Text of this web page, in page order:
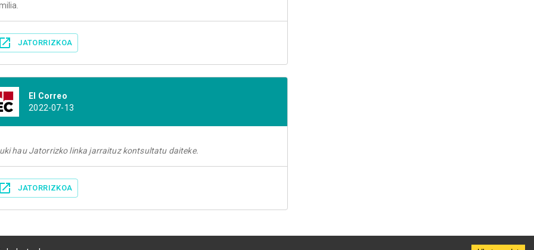
JATORRIZKOA
El Correo
2022-07-13
hau Jatorrizko linka jarraituz kontsultatu daiteke.
JATORRIZKOA